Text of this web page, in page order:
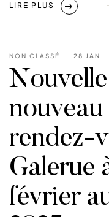
LIRE PLUS
NON CLASSÉ 28 JAN
rendez-
Galerue
février